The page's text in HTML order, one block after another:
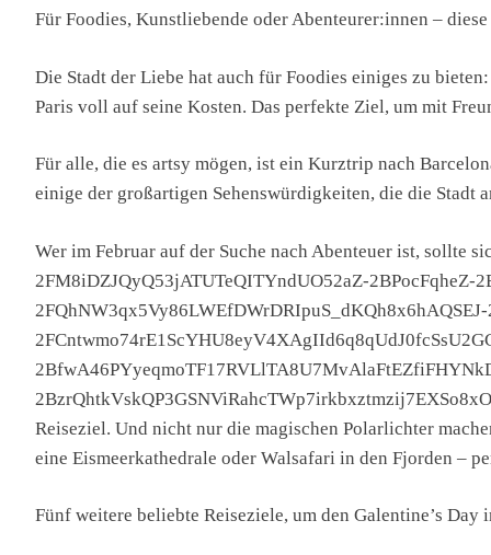
Für Foodies, Kunstliebende oder Abenteurer:innen –
Die Stadt der Liebe hat auch für Foodies einiges zu
Paris voll auf seine Kosten. Das perfekte Ziel, um mit
Für alle, die es artsy mögen, ist ein Kurztrip nach
einige der großartigen Sehenswürdigkeiten, die die Stadt
Wer im Februar auf der Suche nach Abenteuer ist, sollte
2FM8iDZJQyQ53jATUTeQITYndUO52aZ-
Reiseziel. Und nicht nur die magischen Polarlichter
eine Eismeerkathedrale oder Walsafari in den Fjorden –
Fünf weitere beliebte Reiseziele, um den Galentine’s Day